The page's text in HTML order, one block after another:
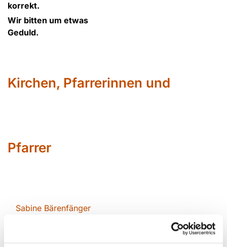
korrekt.
Wir bitten um etwas
Geduld.
Kirchen, Pfarrerinnen und
Pfarrer
Sabine Bärenfänger